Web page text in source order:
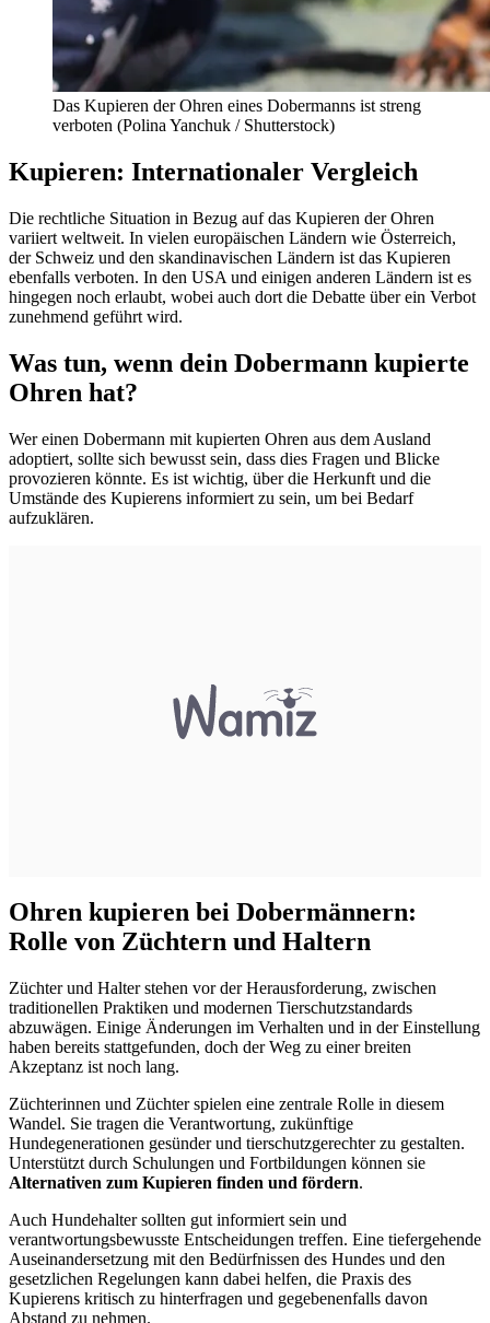
Das Kupieren der Ohren eines Dobermanns ist streng
verboten (Polina Yanchuk / Shutterstock)
Kupieren: Internationaler Vergleich
Die rechtliche Situation in Bezug auf das Kupieren der Ohren
variiert weltweit. In vielen europäischen Ländern wie Österreich,
der Schweiz und den skandinavischen Ländern ist das Kupieren
ebenfalls verboten. In den USA und einigen anderen Ländern ist es
hingegen noch erlaubt, wobei auch dort die Debatte über ein Verbot
zunehmend geführt wird.
Was tun, wenn dein Dobermann kupierte
Ohren hat?
Wer einen Dobermann mit kupierten Ohren aus dem Ausland
adoptiert, sollte sich bewusst sein, dass dies Fragen und Blicke
provozieren könnte. Es ist wichtig, über die Herkunft und die
Umstände des Kupierens informiert zu sein, um bei Bedarf
aufzuklären.
Ohren kupieren bei Dobermännern:
Rolle von Züchtern und Haltern
Züchter und Halter stehen vor der Herausforderung, zwischen
traditionellen Praktiken und modernen Tierschutzstandards
abzuwägen. Einige Änderungen im Verhalten und in der Einstellung
haben bereits stattgefunden, doch der Weg zu einer breiten
Akzeptanz ist noch lang.
Züchterinnen und Züchter spielen eine zentrale Rolle in diesem
Wandel. Sie tragen die Verantwortung, zukünftige
Hundegenerationen gesünder und tierschutzgerechter zu gestalten.
Unterstützt durch Schulungen und Fortbildungen können sie
Alternativen zum Kupieren finden und fördern.
Auch Hundehalter sollten gut informiert sein und
verantwortungsbewusste Entscheidungen treffen. Eine tiefergehende
Auseinandersetzung mit den Bedürfnissen des Hundes und den
gesetzlichen Regelungen kann dabei helfen, die Praxis des
Kupierens kritisch zu hinterfragen und gegebenenfalls davon
Abstand zu nehmen.